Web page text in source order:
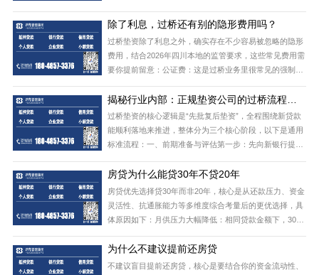
使用场景不同‌过桥仅用于银行续贷、房产赎楼转押这类“新
贷款已获批、只差临时补缺口”的场景，还款
除了利息，过桥还有别的隐形费用吗？
过桥垫资除了利息之外，确实存在不少容易被忽略的隐形
费用，结合2026年四川本地的监管要求，这些常见费用需
要你提前留意：公证费‌：这是过桥业务里很常见的强制费
应费用在1000-3000元，主要用于对借款合同做强制执行
公证。抵押相关费用‌：包括不动产抵押登记的工本费，或
揭秘行业内部：正规垫资公司的过桥流程，
和你想的完全不一样
过桥垫资的核心逻辑是“先批复后垫资”，全程围绕新贷款
能顺利落地来推进，整体分为三个核心阶段，以下是通用
标准流程：一、前期准备与评估第一步‌：先向新银行提交
间。第二步‌：携带身份证、房产证、原贷款合同等材料，
对接正规垫资机构。第三步‌：垫资方核查你的征信
房贷为什么能贷30年不贷20年
房贷优先选择贷30年而非20年，核心是从还款压力、资金
灵活性、抗通胀能力等多维度综合考量后的更优选择，具
体原因如下：月供压力大幅降低‌：相同贷款金额下，30年
息月供约6500元，30年约5300元，每月可少还1200元，
能大幅减轻刚需群体尤其是年轻购房者的前期还款负担，
​为什么不建议提前还房贷
不建议盲目提前还房贷，核心是要结合你的资金流动性、